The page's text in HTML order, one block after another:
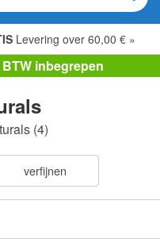
Levering over 60,00 € »
inbegrepen
(4)
verfijnen